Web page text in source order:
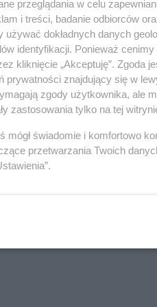
na wagę zwycięstwa nad
brakiem regularnych
Alanyasporze.
z Lecha Poznań (21) -
bramkach.
się w odpowiednim
znaleźć się w miejscu,
umiejętność gry tyłem
z każdym kolejnym
przeglądania w celu
i treści, badanie odbiorców
dokładnych danych
identyfikacji. Ponieważ
kliknięcie „Akceptuję”. Zgoda
znajdujący się w
zgody użytkownika, ale
zastosowania tylko na tej
mógł świadomie i komfortowo
przetwarzania Twoich